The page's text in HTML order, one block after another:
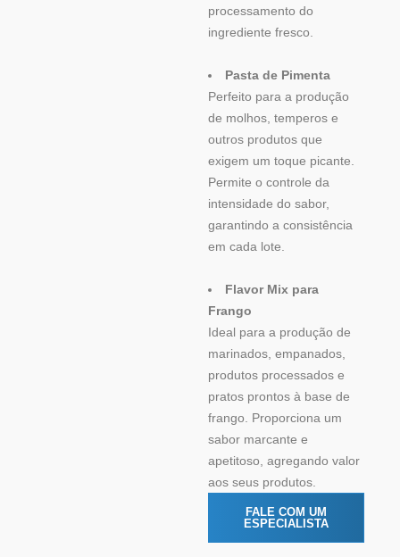
processamento do
ingrediente fresco.
Pasta de Pimenta
Perfeito para a produção
de molhos, temperos e
outros produtos que
exigem um toque picante.
Permite o controle da
intensidade do sabor,
garantindo a consistência
em cada lote.
Flavor Mix para
Frango
Ideal para a produção de
marinados, empanados,
produtos processados e
pratos prontos à base de
frango. Proporciona um
sabor marcante e
apetitoso, agregando valor
aos seus produtos.
FALE COM UM
ESPECIALISTA